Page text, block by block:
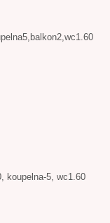
koupelna-5, wc1.60